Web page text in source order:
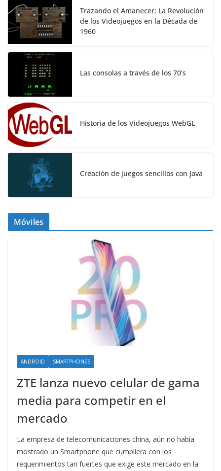
Trazando el Amanecer: La Revolución
de los Videojuegos en la Década de
1960
Las consolas a través de los 70’s
Historia de los Videojuegos WebGL
Creación de juegos sencillos con Java
Móviles
ANDROID SMARTPHONES
ZTE lanza nuevo celular de gama
media para competir en el
mercado
La empresa de telecomunicaciones china, aún no había
mostrado un Smartphone que cumpliera con los
requerimientos tan fuertes que exige este mercado en la